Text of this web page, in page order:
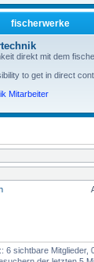
fischerwerke
direkt mit dem
to get in direct
Mitarbeiter
6 sichtbare Mitglieder,